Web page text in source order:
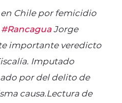
Chile por femicidio
#RancaguaJorge
importante veredicto
Imputado
por del delito de
causa.Lectura de